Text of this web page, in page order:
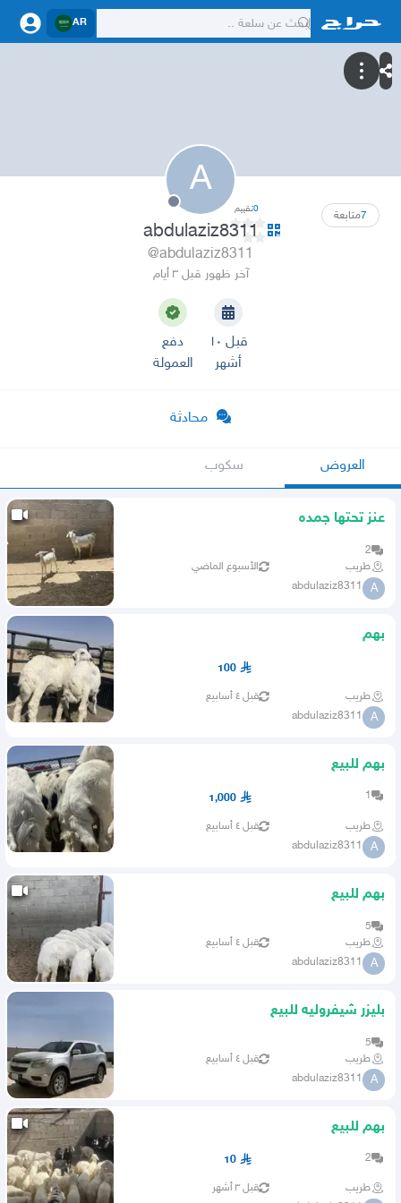
AR
A
7متابعة 0تقييم
abdulaziz8311
@abdulaziz8311
آخر ظهور قبل ٣ أيام
قبل ١٠
أشهر
دفع
العمولة
محادثة
العروض سكوب
عنز تحتها جمده
2
طريب
الأسبوع الماضي
A
abdulaziz8311
بهم
100
طريب قبل ٤ أسابيع
A
abdulaziz8311
بهم للبيع
1
1,000
طريب قبل ٤ أسابيع
A
abdulaziz8311
بهم للبيع
5
طريب
قبل ٤ أسابيع
A
abdulaziz8311
بليزر شيفروليه للبيع
5
طريب
قبل ٤ أسابيع
A
abdulaziz8311
بهم للبيع
2
10
طريب
قبل ٣ أشهر